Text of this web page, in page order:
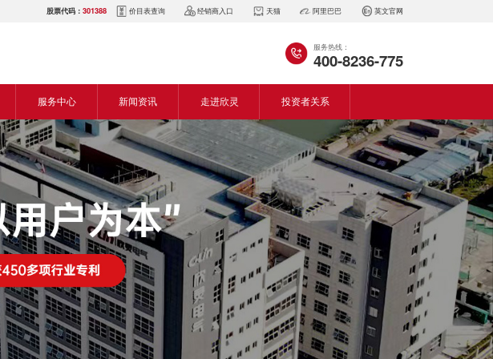
价目表查询 经销商入口 天猫 阿里巴巴 英文官网
股票代码：301388
服务热线：
400-8236-775
业
业
业
业
服务中心
营销网络
服务热线
电商平台
下载中心
视频中心
新闻资讯
新闻动态
展会资讯
电气百科
常见问答
走进欣灵
企业简介
董事长致词
企业风采
专利证书
生产设备
投资者关系